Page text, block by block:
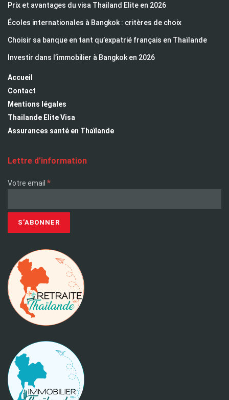
Prix et avantages du visa Thailand Elite en 2026
Écoles internationales à Bangkok : critères de choix
Choisir sa banque en tant qu’expatrié français en Thaïlande
Investir dans l’immobilier à Bangkok en 2026
Accueil
Contact
Mentions légales
Thailande Elite Visa
Assurances santé en Thaïlande
Lettre d’information
Votre email *